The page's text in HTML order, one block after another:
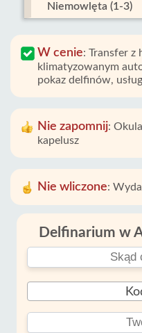
Niemowlęta (1-3)
W cenie: Transfer z
klimatyzowanym
pokaz delfinów,
Nie zapomnij:
kapelusz
Nie wliczone:
Delfinarium w